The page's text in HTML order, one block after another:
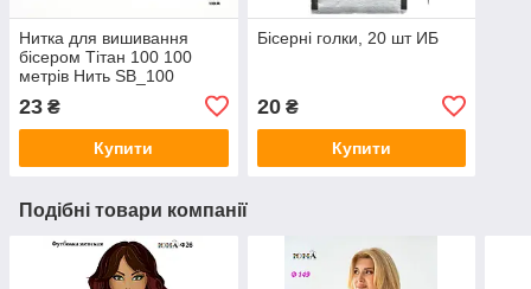
Нитка для вишивання
бісером Тітан 100 100
метрів Нить SB_100
23 ₴
Купити
Бісерні голки, 20 шт ИБ
20₴
Купити
Подібні товари компанії